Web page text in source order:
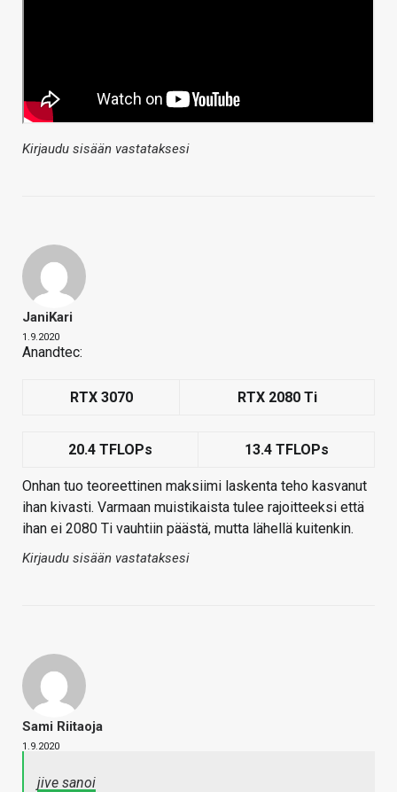
Kirjaudu sisään vastataksesi
JaniKari
1.9.2020
Anandtec:
RTX 3070​ RTX 2080 Ti​
20.4 TFLOPs​ 13.4 TFLOPs​
Onhan tuo teoreettinen maksiimi laskenta teho kasvanut
ihan kivasti. Varmaan muistikaista tulee rajoitteeksi että
ihan ei 2080 Ti vauhtiin päästä, mutta lähellä kuitenkin.
Kirjaudu sisään vastataksesi
Sami Riitaoja
1.9.2020
jive sanoi